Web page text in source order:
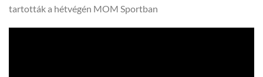
tartották a hétvégén MOM Sportban